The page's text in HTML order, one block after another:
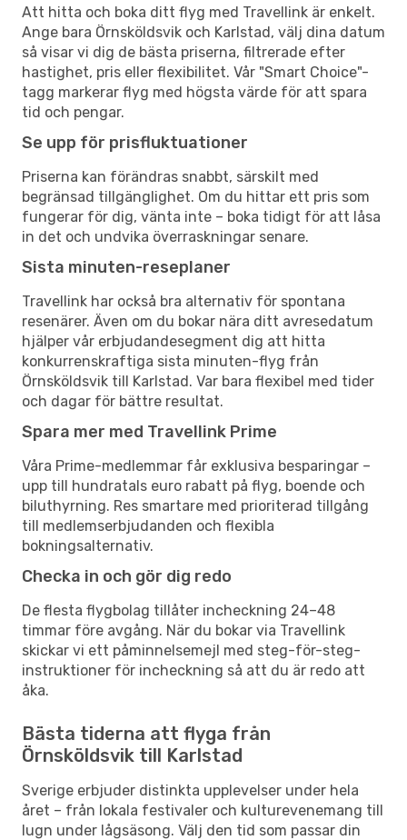
Att hitta och boka ditt flyg med Travellink är enkelt.
Ange bara Örnsköldsvik och Karlstad, välj dina datum
så visar vi dig de bästa priserna, filtrerade efter
hastighet, pris eller flexibilitet. Vår "Smart Choice"-
tagg markerar flyg med högsta värde för att spara
tid och pengar.
Se upp för prisfluktuationer
Priserna kan förändras snabbt, särskilt med
begränsad tillgänglighet. Om du hittar ett pris som
fungerar för dig, vänta inte – boka tidigt för att låsa
in det och undvika överraskningar senare.
Sista minuten-reseplaner
Travellink har också bra alternativ för spontana
resenärer. Även om du bokar nära ditt avresedatum
hjälper vår erbjudandesegment dig att hitta
konkurrenskraftiga sista minuten-flyg från
Örnsköldsvik till Karlstad. Var bara flexibel med tider
och dagar för bättre resultat.
Spara mer med Travellink Prime
Våra Prime-medlemmar får exklusiva besparingar –
upp till hundratals euro rabatt på flyg, boende och
biluthyrning. Res smartare med prioriterad tillgång
till medlemserbjudanden och flexibla
bokningsalternativ.
Checka in och gör dig redo
De flesta flygbolag tillåter incheckning 24–48
timmar före avgång. När du bokar via Travellink
skickar vi ett påminnelsemejl med steg-för-steg-
instruktioner för incheckning så att du är redo att
åka.
Bästa tiderna att flyga från
Örnsköldsvik till Karlstad
Sverige erbjuder distinkta upplevelser under hela
året – från lokala festivaler och kulturevenemang till
lugn under lågsäsong. Välj den tid som passar din